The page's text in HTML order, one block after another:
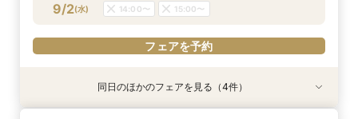
9/2(水)
14:00〜
15:00〜
フェアを予約
特典あり
特典あり
特典あり
特典あり同日のほかのフェアを見る（4件）